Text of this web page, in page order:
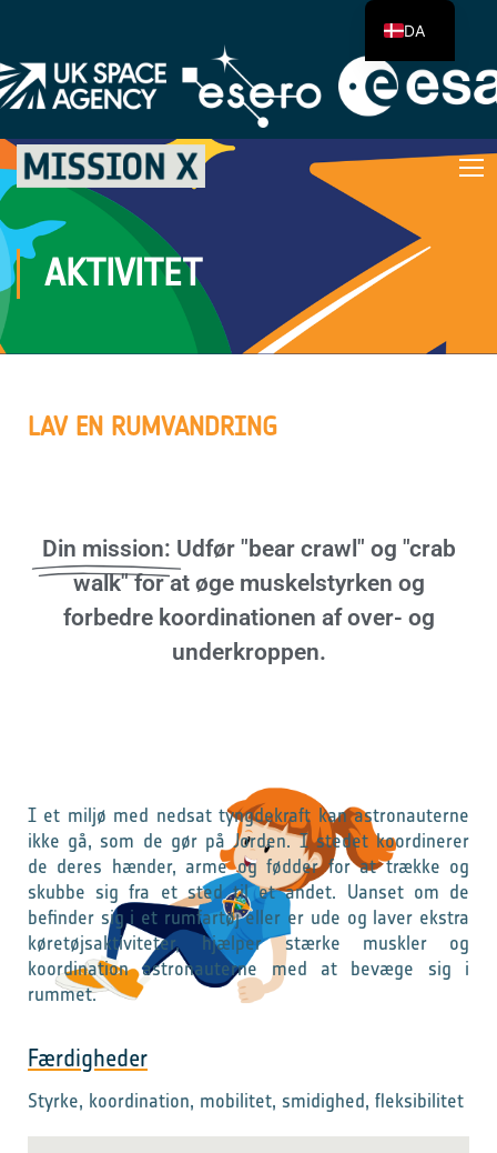
AKTIVITET
LAV EN RUMVANDRING
Din mission: Udfør "bear crawl" og "crab
walk" for at øge muskelstyrken og
forbedre koordinationen af over- og
underkroppen.
I et miljø med nedsat tyngdekraft kan astronauterne
ikke gå, som de gør på Jorden. I stedet koordinerer
de deres hænder, arme og fødder for at trække og
skubbe sig fra et sted til et andet. Uanset om de
befinder sig i et rumfartøj eller er ude og laver ekstra
køretøjsaktiviteter, hjælper stærke muskler og
koordination astronauterne med at bevæge sig i
rummet.
Færdigheder
Styrke, koordination, mobilitet, smidighed, fleksibilitet
DA